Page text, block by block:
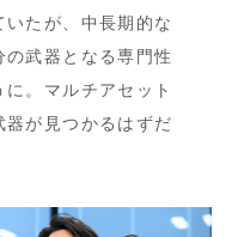
いたが、中長期的な
武器となる専門性
。マルチアセット
が見つかるはずだ